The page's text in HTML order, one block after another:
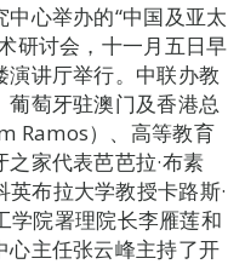
心举办的“中国及亚太
研讨会，十一月五日早
讲厅举行。中联办教
萄牙驻澳门及香港总
Ramos）、高等教育
家代表芭芭拉·布素
布拉大学教授卡路斯·
院署理院长李雁莲和
心主任张云峰主持了开